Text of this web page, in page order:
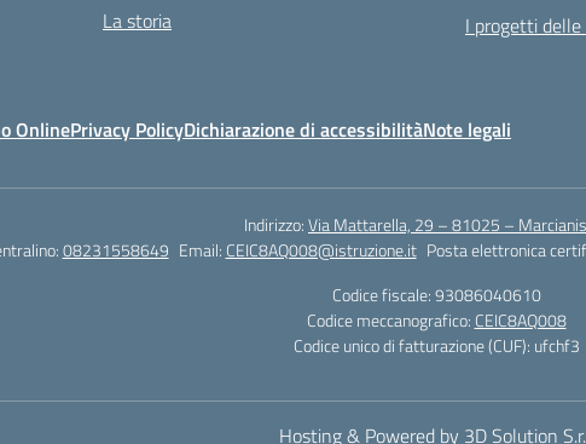
La storia
I progetti delle
OnlinePrivacy PolicyDichiarazione di accessibilitàNote legali
Indirizzo:Via Mattarella, 29 – 81025 –
08231558649 Email: CEIC8AQ008@istruzione.it Posta elettronica
Codice fiscale: 93086040610
Codice meccanografico: CEIC8AQ008
Codice unico di fatturazione (CUF): ufchf3
Hosting & Powered by 3D Solution